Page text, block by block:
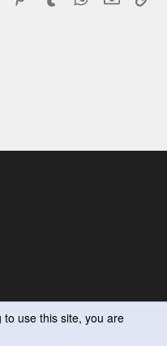
use this site, you are